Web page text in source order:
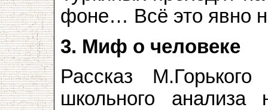
фоне… Всё это явно
3. Миф о человеке
Рассказ
школьного анализа